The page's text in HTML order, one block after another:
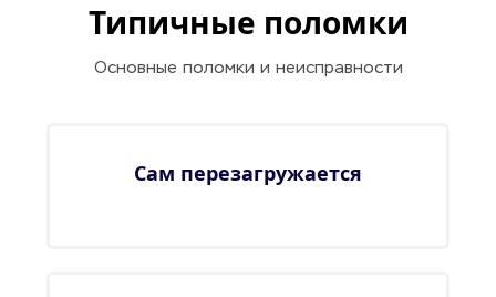
Типичные поломки
Основные поломки и неисправности
Сам перезагружается